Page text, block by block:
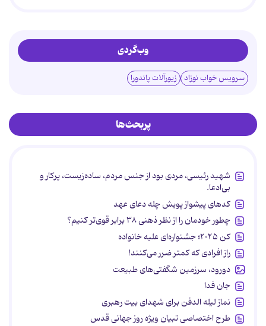
وب‌گردی
سرویس خواب نوزاد زیورآلات پاندورا
پربحث‌ها
شهید رئیسی، مردی بود از جنس مردم، ساده‌زیست، پرکار و
بی‌ادعا.
کدهای پیشواز پویش چله دعای عهد
چطور خودمان را از نظر ذهنی ۳۸ برابر قوی‌تر کنیم؟
کن ۲۰۲۵؛ جشنواره‌ای علیه خانواده
راز افرادی که کمتر ضرر می‌کنند!
دورود، سرزمین شگفتی‌های طبیعت
جان فدا
نماز لیله الدفن برای شهدای بیت رهبری
طرح اختصاصی تبیان ویژه روز جهانی قدس